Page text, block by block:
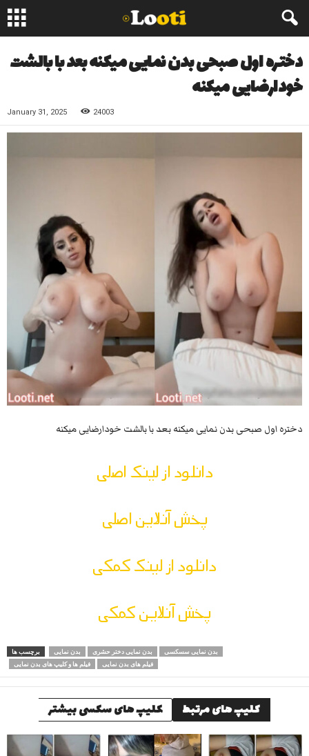
دختره اول صبحی بدن نمایی میکنه بعد با بالشت
خودارضایی میکنه
January 31, 2025 24003
دختره اول صبحی بدن نمایی میکنه بعد با بالشت خودارضایی میکنه
دانلود از لینک اصلی
پخش آنلاین اصلی
دانلود از لینک کمکی
پخش آنلاین کمکی
برچسب ها بدن نمایی بدن نمایی دختر حشری
بدن نمایی سسکسی
فیلم ها و کلیپ های بدن نمایی
فیلم های بدن نمایی
کلیپ های مرتبط کلیپ های سکسی بیشتر